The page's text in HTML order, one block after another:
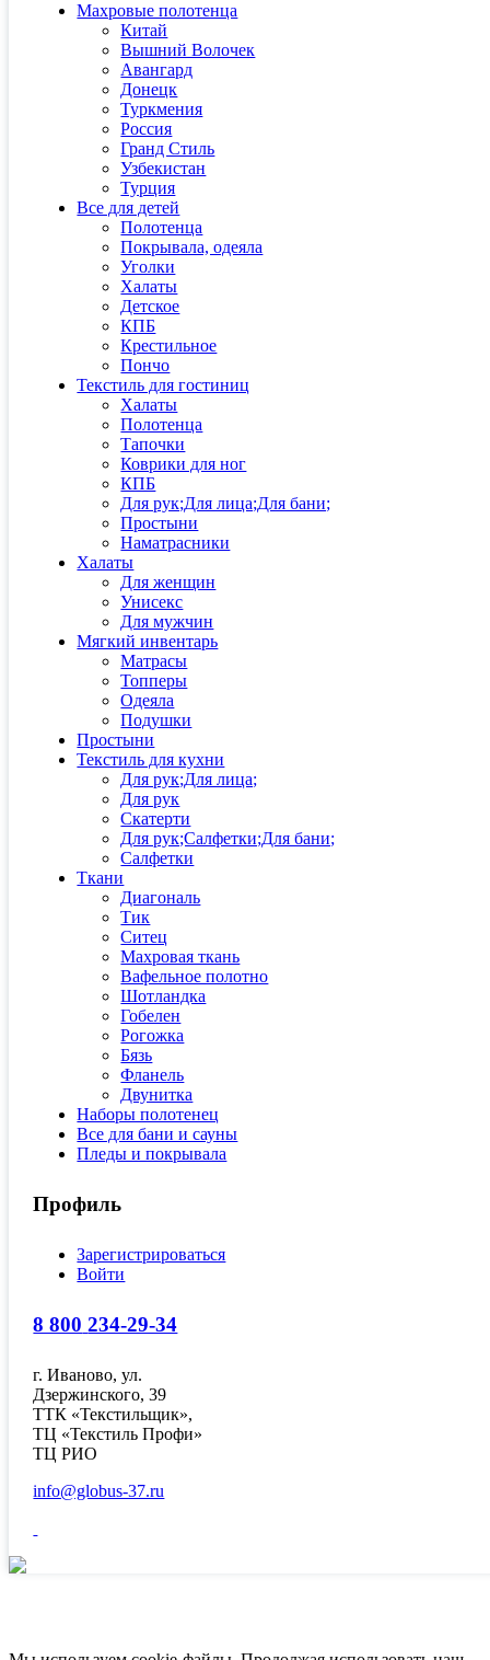
Махровые полотенца
Китай
Вышний Волочек
Авангард
Донецк
Туркмения
Россия
Гранд Стиль
Узбекистан
Турция
Все для детей
Полотенца
Покрывала, одеяла
Уголки
Халаты
Детское
КПБ
Крестильное
Пончо
Текстиль для гостиниц
Халаты
Полотенца
Тапочки
Коврики для ног
КПБ
Для рук;Для лица;Для бани;
Простыни
Наматрасники
Халаты
Для женщин
Унисекс
Для мужчин
Мягкий инвентарь
Матрасы
Топперы
Одеяла
Подушки
Простыни
Текстиль для кухни
Для рук;Для лица;
Для рук
Скатерти
Для рук;Салфетки;Для бани;
Салфетки
Ткани
Диагональ
Тик
Ситец
Махровая ткань
Вафельное полотно
Шотландка
Гобелен
Рогожка
Бязь
Фланель
Двунитка
Наборы полотенец
Все для бани и сауны
Пледы и покрывала
Профиль
Зарегистрироваться
Войти
8 800 234-29-34
г. Иваново, ул.
Дзержинского, 39
ТТК «Текстильщик»,
ТЦ «Текстиль Профи»
ТЦ РИО
info@globus-37.ru